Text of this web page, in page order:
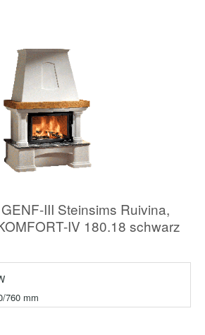
III Steinsims Ruivina,
IV 180.18 schwarz
760 mm